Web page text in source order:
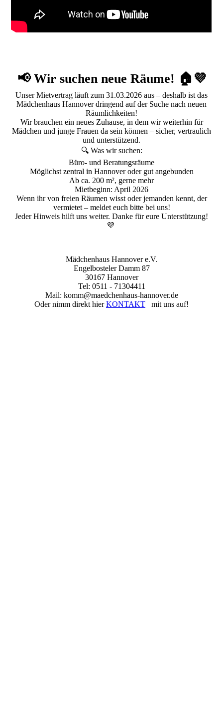
📢 Wir suchen neue Räume! 🏠💜
Unser Mietvertrag läuft zum 31.03.2026 aus – deshalb ist das
Mädchenhaus Hannover dringend auf der Suche nach neuen
Räumlichkeiten!
Wir brauchen ein neues Zuhause, in dem wir weiterhin für
Mädchen und junge Frauen da sein können – sicher, vertraulich
und unterstützend.
🔍 Was wir suchen:
Büro- und Beratungsräume
Möglichst zentral in Hannover oder gut angebunden
Ab ca. 200 m², gerne mehr
Mietbeginn: April 2026
Wenn ihr von freien Räumen wisst oder jemanden kennt, der
vermietet – meldet euch bitte bei uns!
Jeder Hinweis hilft uns weiter. Danke für eure Unterstützung!
💜
Mädchenhaus Hannover e.V.
Engelbosteler Damm 87
30167 Hannover
Tel: 0511 - 71304411
Mail: komm@maedchenhaus-hannover.de
Oder nimm direkt hierKONTAKT mit uns auf!